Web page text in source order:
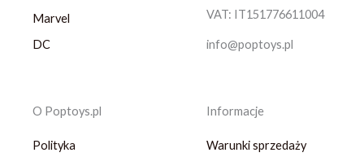
Marvel
DC
VAT: IT151776611004
info@poptoys.pl
O Poptoys.pl
Polityka
Informacje
Warunki sprzedaży